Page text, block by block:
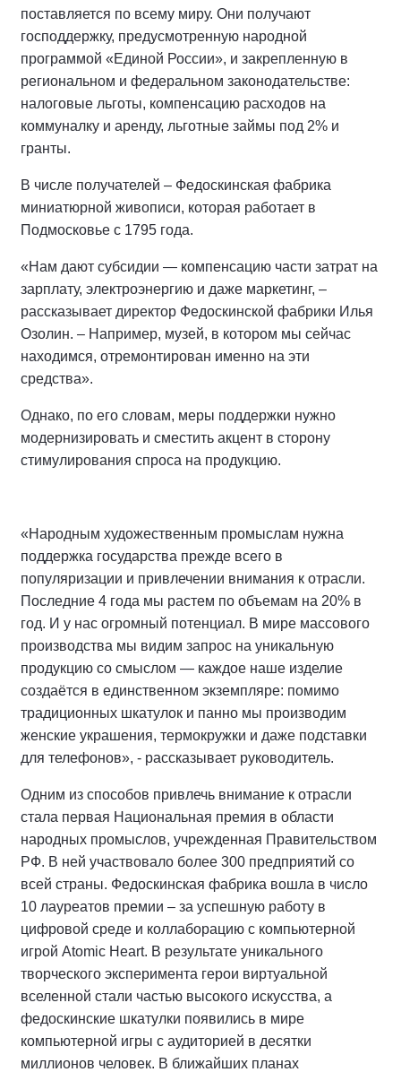
поставляется по всему миру. Они получают
господдержку, предусмотренную народной
программой «Единой России», и закрепленную в
региональном и федеральном законодательстве:
налоговые льготы, компенсацию расходов на
коммуналку и аренду, льготные займы под 2% и
гранты.
В числе получателей – Федоскинская фабрика
миниатюрной живописи, которая работает в
Подмосковье с 1795 года.
«Нам дают субсидии — компенсацию части затрат на
зарплату, электроэнергию и даже маркетинг, –
рассказывает директор Федоскинской фабрики Илья
Озолин. – Например, музей, в котором мы сейчас
находимся, отремонтирован именно на эти
средства».
Однако, по его словам, меры поддержки нужно
модернизировать и сместить акцент в сторону
стимулирования спроса на продукцию.
«Народным художественным промыслам нужна
поддержка государства прежде всего в
популяризации и привлечении внимания к отрасли.
Последние 4 года мы растем по объемам на 20% в
год. И у нас огромный потенциал. В мире массового
производства мы видим запрос на уникальную
продукцию со смыслом — каждое наше изделие
создаётся в единственном экземпляре: помимо
традиционных шкатулок и панно мы производим
женские украшения, термокружки и даже подставки
для телефонов», - рассказывает руководитель.
Одним из способов привлечь внимание к отрасли
стала первая Национальная премия в области
народных промыслов, учрежденная Правительством
РФ. В ней участвовало более 300 предприятий со
всей страны. Федоскинская фабрика вошла в число
10 лауреатов премии – за успешную работу в
цифровой среде и коллаборацию с компьютерной
игрой Atomic Heart. В результате уникального
творческого эксперимента герои виртуальной
вселенной стали частью высокого искусства, а
федоскинские шкатулки появились в мире
компьютерной игры с аудиторией в десятки
миллионов человек. В ближайших планах